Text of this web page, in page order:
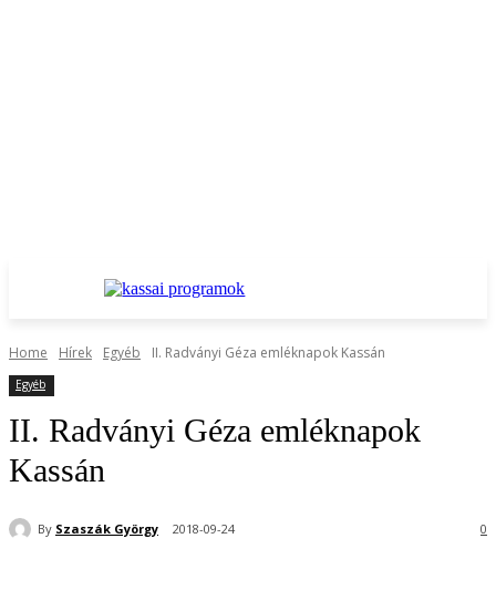
Home Hírek Egyéb II. Radványi Géza emléknapok Kassán
Egyéb
II. Radványi Géza emléknapok
Kassán
By Szaszák György 2018-09-24 0